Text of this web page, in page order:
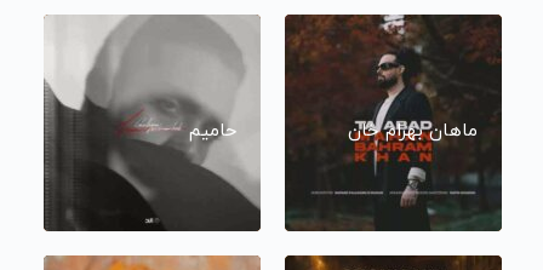
ماهان بهرام خان حامیم